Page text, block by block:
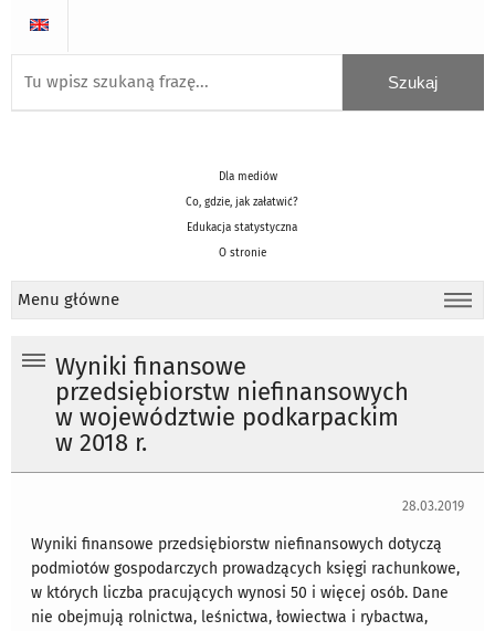
Dla mediów
Co, gdzie, jak załatwić?
Edukacja statystyczna
O stronie
Menu główne
Wyniki finansowe
przedsiębiorstw niefinansowych
w województwie podkarpackim
w 2018 r.
28.03.2019
Wyniki finansowe przedsiębiorstw niefinansowych dotyczą
podmiotów gospodarczych prowadzących księgi rachunkowe,
w których liczba pracujących wynosi 50 i więcej osób. Dane
nie obejmują rolnictwa, leśnictwa, łowiectwa i rybactwa,